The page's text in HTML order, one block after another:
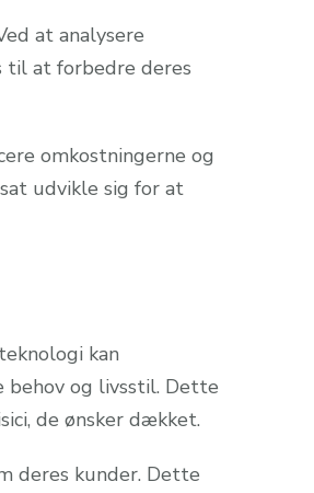
at analysere
til at forbedre deres
omkostningerne og
udvikle sig for at
kan
behov og livsstil. Dette
de ønsker dækket.
deres kunder. Dette